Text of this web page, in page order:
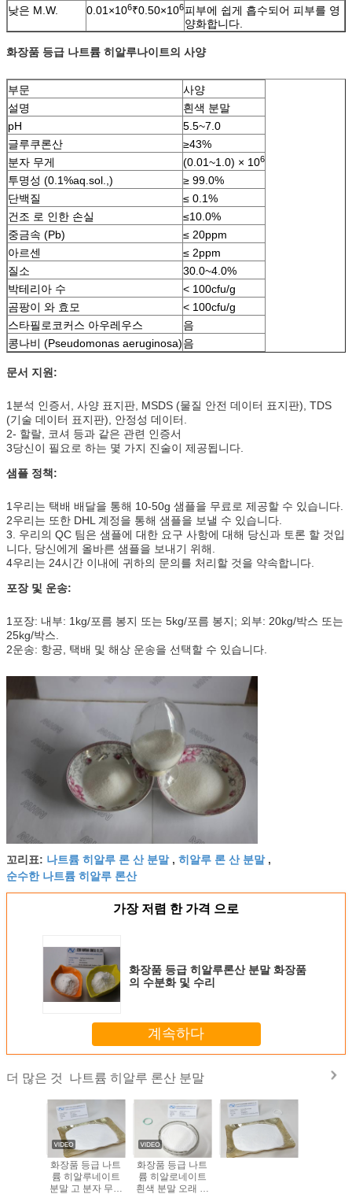
낮은 M.W.
0.01×106₹0.50×106피부에 쉽게 흡수되어 피부를 영
양화합니다.
화장품 등급 나트륨 히알루나이트의 사양
부문
사양
설명
흰색 분말
pH
5.5~7.0
글루쿠론산
≥43%
분자 무게
(0.01~1.0) × 106
투명성 (0.1%aq.sol.,)
≥ 99.0%
단백질
≤ 0.1%
건조 로 인한 손실
≤10.0%
중금속 (Pb)
≤ 20ppm
아르센
≤ 2ppm
질소
30.0~4.0%
박테리아 수
< 100cfu/g
곰팡이 와 효모
< 100cfu/g
스타필로코커스 아우레우스
음
콩나비 (Pseudomonas aeruginosa)음
문서 지원:
1분석 인증서, 사양 표지판, MSDS (물질 안전 데이터 표지판), TDS
(기술 데이터 표지판), 안정성 데이터.
2- 할랄, 코셔 등과 같은 관련 인증서
3당신이 필요로 하는 몇 가지 진술이 제공됩니다.
샘플 정책:
1우리는 택배 배달을 통해 10-50g 샘플을 무료로 제공할 수 있습니다.
2우리는 또한 DHL 계정을 통해 샘플을 보낼 수 있습니다.
3. 우리의 QC 팀은 샘플에 대한 요구 사항에 대해 당신과 토론 할 것입
니다, 당신에게 올바른 샘플을 보내기 위해.
4우리는 24시간 이내에 귀하의 문의를 처리할 것을 약속합니다.
포장 및 운송:
1포장: 내부: 1kg/포름 봉지 또는 5kg/포름 봉지; 외부: 20kg/박스 또는
25kg/박스.
2운송: 항공, 택배 및 해상 운송을 선택할 수 있습니다.
꼬리표: 나트륨 히알루 론 산 분말, 히알루 론 산 분말,
순수한 나트륨 히알루 론산
가장 저렴 한 가격 으로
화장품 등급 히알루론산 분말 화장품
의 수분화 및 수리
계속하다
더 많은 것 나트륨 히알루 론산 분말
화장품 등급 나트
륨 히알루네이트
분말 고 분자 무게
화장품 등급 나트
륨 히알로네이트
흰색 분말 오래 지